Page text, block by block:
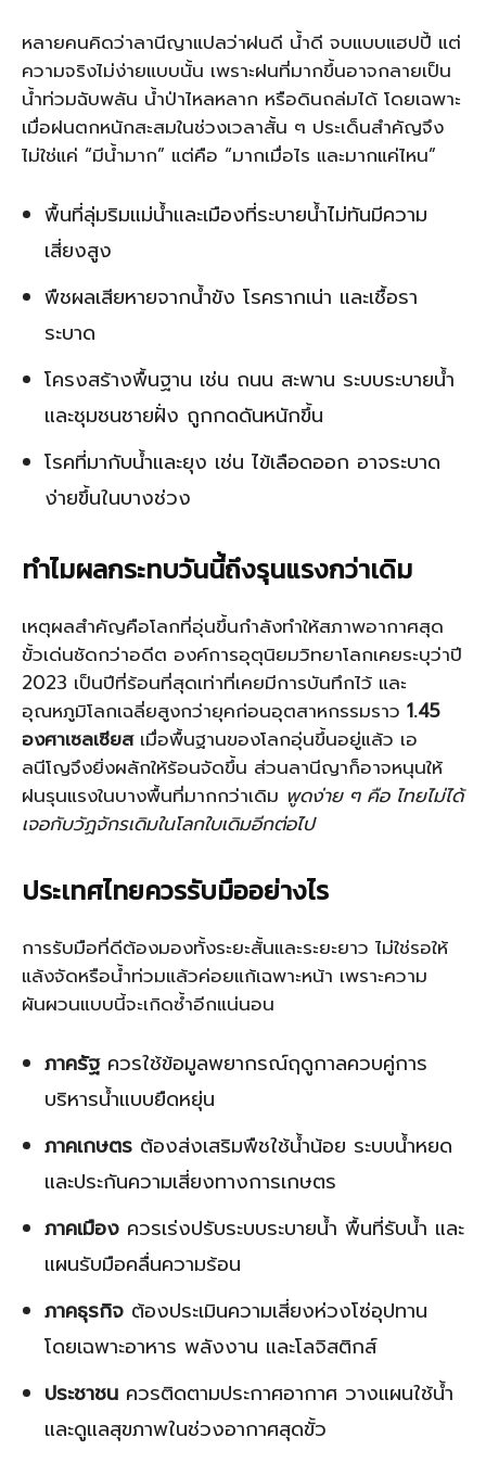
หลายคนคิดว่าลานีญาแปลว่าฝนดี น้ำดี จบแบบแฮปปี้ แต่
ความจริงไม่ง่ายแบบนั้น เพราะฝนที่มากขึ้นอาจกลายเป็น
น้ำท่วมฉับพลัน น้ำป่าไหลหลาก หรือดินถล่มได้ โดยเฉพาะ
เมื่อฝนตกหนักสะสมในช่วงเวลาสั้น ๆ ประเด็นสำคัญจึง
ไม่ใช่แค่ “มีน้ำมาก” แต่คือ “มากเมื่อไร และมากแค่ไหน”
พื้นที่ลุ่มริมแม่น้ำและเมืองที่ระบายน้ำไม่ทันมีความ
เสี่ยงสูง
พืชผลเสียหายจากน้ำขัง โรครากเน่า และเชื้อรา
ระบาด
โครงสร้างพื้นฐาน เช่น ถนน สะพาน ระบบระบายน้ำ
และชุมชนชายฝั่ง ถูกกดดันหนักขึ้น
โรคที่มากับน้ำและยุง เช่น ไข้เลือดออก อาจระบาด
ง่ายขึ้นในบางช่วง
ทำไมผลกระทบวันนี้ถึงรุนแรงกว่าเดิม
เหตุผลสำคัญคือโลกที่อุ่นขึ้นกำลังทำให้สภาพอากาศสุด
ขั้วเด่นชัดกว่าอดีต องค์การอุตุนิยมวิทยาโลกเคยระบุว่าปี
2023 เป็นปีที่ร้อนที่สุดเท่าที่เคยมีการบันทึกไว้ และ
อุณหภูมิโลกเฉลี่ยสูงกว่ายุคก่อนอุตสาหกรรมราว 1.45
องศาเซลเซียสเมื่อพื้นฐานของโลกอุ่นขึ้นอยู่แล้ว เอ
ลนีโญจึงยิ่งผลักให้ร้อนจัดขึ้น ส่วนลานีญาก็อาจหนุนให้
ฝนรุนแรงในบางพื้นที่มากกว่าเดิม พูดง่าย ๆ คือ ไทยไม่ได้
เจอกับวัฏจักรเดิมในโลกใบเดิมอีกต่อไป
ประเทศไทยควรรับมืออย่างไร
การรับมือที่ดีต้องมองทั้งระยะสั้นและระยะยาว ไม่ใช่รอให้
แล้งจัดหรือน้ำท่วมแล้วค่อยแก้เฉพาะหน้า เพราะความ
ผันผวนแบบนี้จะเกิดซ้ำอีกแน่นอน
ภาครัฐควรใช้ข้อมูลพยากรณ์ฤดูกาลควบคู่การ
บริหารน้ำแบบยืดหยุ่น
ภาคเกษตร ต้องส่งเสริมพืชใช้น้ำน้อย ระบบน้ำหยด
และประกันความเสี่ยงทางการเกษตร
ภาคเมือง ควรเร่งปรับระบบระบายน้ำ พื้นที่รับน้ำ และ
แผนรับมือคลื่นความร้อน
ภาคธุรกิจ ต้องประเมินความเสี่ยงห่วงโซ่อุปทาน
โดยเฉพาะอาหาร พลังงาน และโลจิสติกส์
ประชาชน ควรติดตามประกาศอากาศ วางแผนใช้น้ำ
และดูแลสุขภาพในช่วงอากาศสุดขั้ว